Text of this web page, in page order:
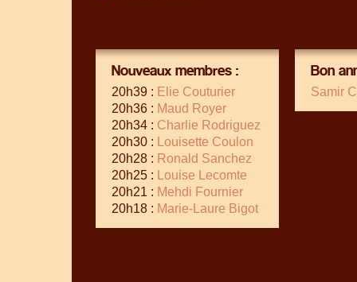
Nouveaux membres :
20h39 : Elie Couturier
20h36 : Maud Royer
20h34 : Charlie Rodriguez
20h30 :
Louisette Coulon
20h28 : Ronald Sanchez
20h25 :
Louise Lecomte
20h21 : Mehdi Fournier
20h18 : Marie-Laure Bigot
Bon
Samir